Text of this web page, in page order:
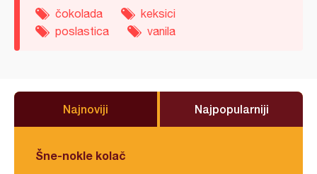
čokolada
keksici
poslastica
vanila
Najnoviji Najpopularniji
Šne-nokle kolač